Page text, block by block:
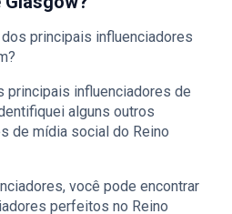
principais influenciadores
principais influenciadores de
alguns outros
de mídia social do Reino
você pode encontrar
perfeitos no Reino